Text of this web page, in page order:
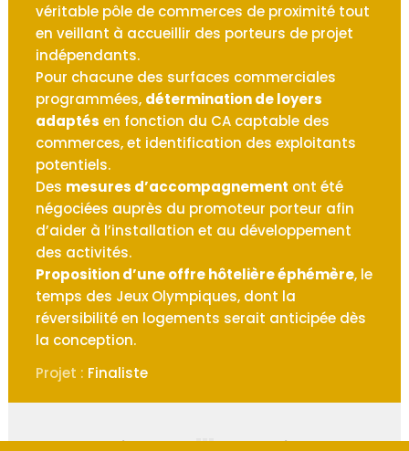
véritable pôle de commerces de proximité tout
en veillant à accueillir des porteurs de projet
indépendants.
Pour chacune des surfaces commerciales
programmées, détermination de loyers
adaptés en fonction du CA captable des
commerces, et identification des exploitants
potentiels.
Des mesures d’accompagnement ont été
négociées auprès du promoteur porteur afin
d’aider à l’installation et au développement
des activités.
Proposition d’une offre hôtelière éphémère, le
temps des Jeux Olympiques, dont la
réversibilité en logements serait anticipée dès
la conception.
Projet : Finaliste